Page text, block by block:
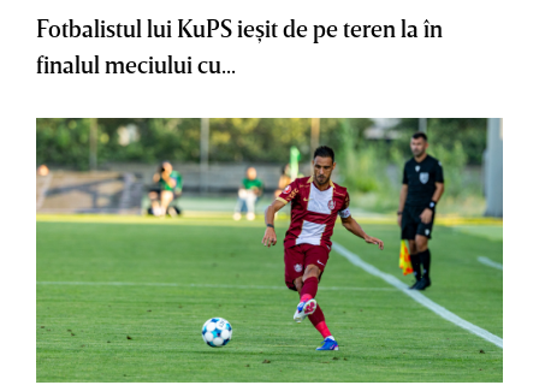
Fotbalistul lui KuPS ieşit de pe teren la în
finalul meciului cu...